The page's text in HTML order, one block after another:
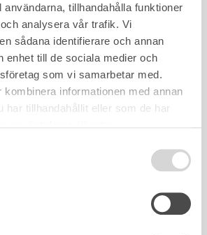
användarna, tillhandahålla funktioner
analysera vår trafik. Vi
sådana identifierare och annan
enhet till de sociala medier och
som vi samarbetar med.
informationen med annan
har tillhandahållit eller som de har